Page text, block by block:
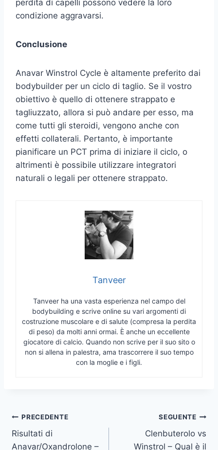
perdita di capelli possono vedere la loro
condizione aggravarsi.
Conclusione
Anavar Winstrol Cycle è altamente preferito dai
bodybuilder per un ciclo di taglio. Se il vostro
obiettivo è quello di ottenere strappato e
tagliuzzato, allora si può andare per esso, ma
come tutti gli steroidi, vengono anche con
effetti collaterali. Pertanto, è importante
pianificare un PCT prima di iniziare il ciclo, o
altrimenti è possibile utilizzare integratori
naturali o legali per ottenere strappato.
Tanveer
Tanveer ha una vasta esperienza nel campo del
bodybuilding e scrive online su vari argomenti di
costruzione muscolare e di salute (compresa la perdita
di peso) da molti anni ormai. È anche un eccellente
giocatore di calcio. Quando non scrive per il suo sito o
non si allena in palestra, ama trascorrere il suo tempo
con la moglie e i figli.
Navigazione
articoli
PRECEDENTE
Risultati di
Anavar/Oxandrolone –
SEGUENTE
Clenbuterolo vs
Winstrol – Qual è il